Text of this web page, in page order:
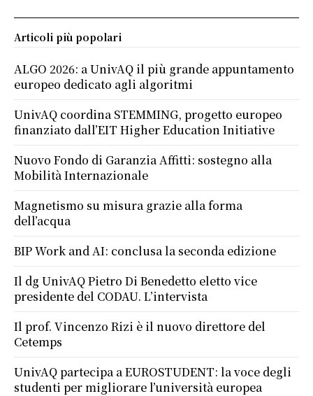
Articoli più popolari
ALGO 2026: a UnivAQ il più grande appuntamento
europeo dedicato agli algoritmi
UnivAQ coordina STEMMING, progetto europeo
finanziato dall’EIT Higher Education Initiative
Nuovo Fondo di Garanzia Affitti: sostegno alla
Mobilità Internazionale
Magnetismo su misura grazie alla forma
dell’acqua
BIP Work and AI: conclusa la seconda edizione
Il dg UnivAQ Pietro Di Benedetto eletto vice
presidente del CODAU. L’intervista
Il prof. Vincenzo Rizi è il nuovo direttore del
Cetemps
UnivAQ partecipa a EUROSTUDENT: la voce degli
studenti per migliorare l’università europea